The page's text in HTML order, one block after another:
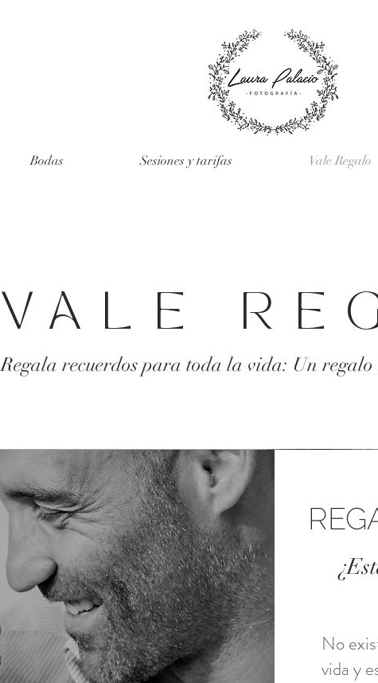
Bodas Sesiones y tarifas Vale Regalo
VALE
Regala recuerdos para toda la vida: Un
No
vida y